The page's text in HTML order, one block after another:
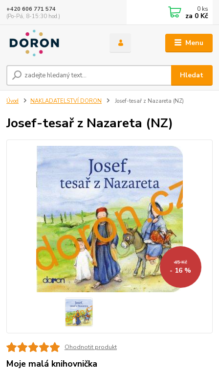
Menu
Hledat
+420 606 771 574
(Po-Pá, 8-15:30 hod.)
0 ks
za 0 Kč
Úvod NAKLADATELSTVÍ DORON Josef-tesař z Nazareta (NZ)
Josef-tesař z Nazareta (NZ)
45 Kč
- 16 %
Ohodnotit produkt
Moje malá knihovnička